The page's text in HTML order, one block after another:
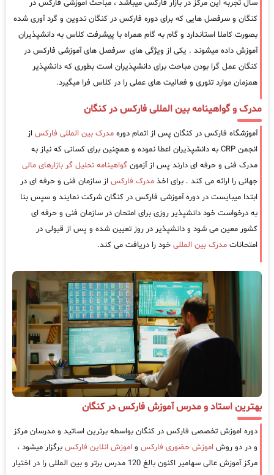
سال تجربه این مرکز در بازار فارکس میباشد ، مباحث آموزشی فارکس در
کنگان و سرفصل هایی که برای دوره فارکس در کنگان تدوین و گرد آوری شده
بصورت کاملا استاندارد و گام به گام همراه با پیشرفت کلاس به دانشپذیران
آموزش داده میشوند . یکی از ویژگی های سرفصل های آموزشی فارکس در
کنگان عمل گرا بودن مباحث برای دانشپذیران است بطوری که دانشپذیر
همزمان موارد تئوری و فعالیت های عملی را در کلاس فرا میگیرد.
مدرک و گواهینامه بین المللی فارکس در کنگان
آموزشگاه فارکس در کنگان پس از اتمام دوره مدرک بین المللی فارکس از
انجمن CRP به دانشپذیران اعطا نموده و همچنین برای کسانی که نیاز به
مدرک فنی و حرفه ای دارند پس از آزمون گواهینامه تحلیل گر بازارهای مالی
جهانی را ارائه می کند . برای اخذ مدرک فارکس از سازمان فنی و حرفه ای در
ابتدا میبایست در دوره آموزشی فارکس در کنگان شرکت نمایند و سپس بنا
به درخواست خود دانشپذیر روزی برای امتحان در سازمان فنی و حرفه ای
کشور معین می شود و دانشپذیر در روز تعیین شده و پس از قبولی در
امتحانات مدرک بین المللی خود را دریافت می کند.
بهترین استاد و مدرس آموزش فارکس در کنگان
دوره اموزش تخصصی فارکس در کنگان بواسطه برترین اساتید و مدرسان مرکز
و در دو روش اموزش حضوری فارکس و اموزش انلاین فارکس برگزار میشود ،
مرکز آموزش عالی سهامیر اکنون بالغ 120 مدرس برتر و بین المللی را در اختیار